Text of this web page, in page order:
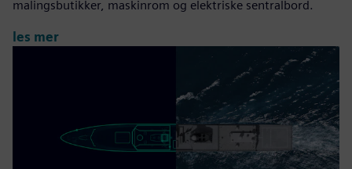
malingsbutikker, maskinrom og elektriske sentralbord.
les mer